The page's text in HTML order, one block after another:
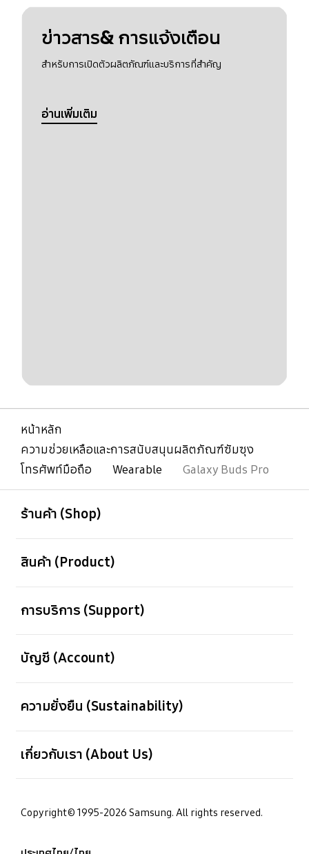
ข่าวสาร& การแจ้งเตือน
สำหรับการเปิดตัวผลิตภัณฑ์และบริการที่สำคัญ
อ่านเพิ่มเติม
หน้าหลัก
ความช่วยเหลือและการสนับสนุนผลิตภัณฑ์ซัมซุง
โทรศัพท์มือถือ
Wearable Galaxy Buds Pro
ร้านค้า (Shop)
สินค้า (Product)
การบริการ (Support)
บัญชี (Account)
ความยั่งยืน (Sustainability)
เกี่ยวกับเรา (About Us)
Copyright© 1995-2026 Samsung. All rights reserved.